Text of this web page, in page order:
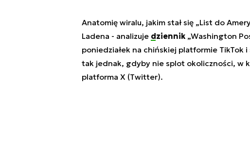
Anatomię wiralu, jakim stał się „List do
Ladena - analizuje dziennik„Washington
poniedziałek na chińskiej platformie TikTok
tak jednak, gdyby nie splot okoliczności, w
platforma X (Twitter).